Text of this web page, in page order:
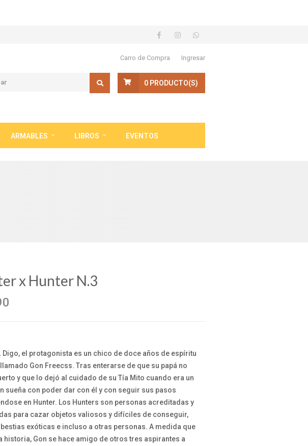
Carro de Compra Ingresar
0 PRODUCTO(S)
ARMABLES LIBROS EVENTOS
x Hunter N.3
Digo, el protagonista es un chico de doce años de espíritu
Gon Freecss. Tras enterarse de que su papá no
y que lo dejó al cuidado de su Tía Mito cuando era un
sueña con poder dar con él y con seguir sus pasos
en Hunter. Los Hunters son personas acreditadas y
para cazar objetos valiosos y difíciles de conseguir,
exóticas e incluso a otras personas. A medida que
historia, Gon se hace amigo de otros tres aspirantes a